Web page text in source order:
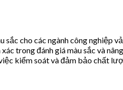
cho các ngành công nghiệp
trong đánh giá màu sắc và
kiểm soát và đảm bảo chất